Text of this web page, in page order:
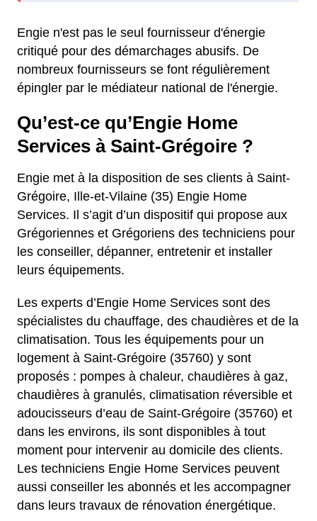
Engie n'est pas le seul fournisseur d'énergie
critiqué pour des démarchages abusifs. De
nombreux fournisseurs se font régulièrement
épingler par le médiateur national de l'énergie.
Qu’est-ce qu’Engie Home
Services à Saint-Grégoire ?
Engie met à la disposition de ses clients à Saint-
Grégoire, Ille-et-Vilaine (35) Engie Home
Services. Il s’agit d’un dispositif qui propose aux
Grégoriennes et Grégoriens des techniciens pour
les conseiller, dépanner, entretenir et installer
leurs équipements.
Les experts d’Engie Home Services sont des
spécialistes du chauffage, des chaudières et de la
climatisation. Tous les équipements pour un
logement à Saint-Grégoire (35760) y sont
proposés : pompes à chaleur, chaudières à gaz,
chaudières à granulés, climatisation réversible et
adoucisseurs d’eau de Saint-Grégoire (35760) et
dans les environs, ils sont disponibles à tout
moment pour intervenir au domicile des clients.
Les techniciens Engie Home Services peuvent
aussi conseiller les abonnés et les accompagner
dans leurs travaux de rénovation énergétique.